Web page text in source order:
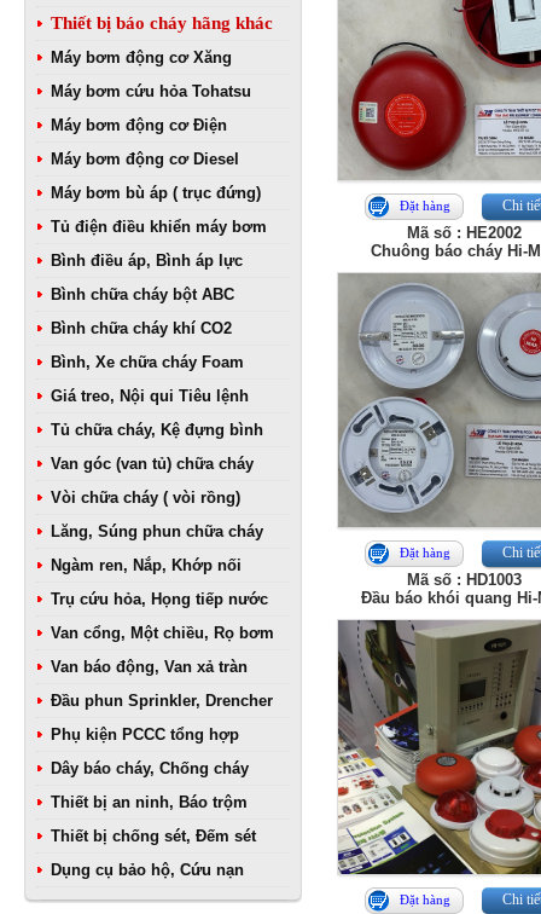
Thiết bị báo cháy hãng khác
Máy bơm động cơ Xăng
Máy bơm cứu hỏa Tohatsu
Máy bơm động cơ Điện
Máy bơm động cơ Diesel
Máy bơm bù áp ( trục đứng)
Tủ điện điều khiển máy bơm
Bình điều áp, Bình áp lực
Bình chữa cháy bột ABC
Bình chữa cháy khí CO2
Bình, Xe chữa cháy Foam
Giá treo, Nội qui Tiêu lệnh
Tủ chữa cháy, Kệ đựng bình
Van góc (van tủ) chữa cháy
Vòi chữa cháy ( vòi rồng)
Lăng, Súng phun chữa cháy
Ngàm ren, Nắp, Khớp nối
Trụ cứu hỏa, Họng tiếp nước
Van cổng, Một chiều, Rọ bơm
Van báo động, Van xả tràn
Đầu phun Sprinkler, Drencher
Phụ kiện PCCC tổng hợp
Dây báo cháy, Chống cháy
Thiết bị an ninh, Báo trộm
Thiết bị chống sét, Đếm sét
Dụng cụ bảo hộ, Cứu nạn
Đặt hàng Chi
Mã số : HE2002
Chuông báo cháy Hi-
Đặt hàng Chi
Mã số : HD1003
Đầu báo khói quang Hi-
Đặt hàng Chi